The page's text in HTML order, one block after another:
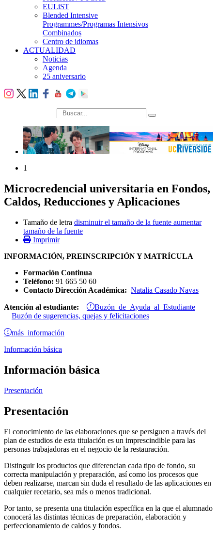
EULiST
Blended Intensive
Programmes/Programas Intensivos
Combinados
Centro de idiomas
ACTUALIDAD
Noticias
Agenda
25 aniversario
búsqueda
1
Microcredencial universitaria en Fondos,
Caldos, Reducciones y Aplicaciones
Tamaño de letra disminuir el tamaño de la fuente aumentar
tamaño de la fuente
Imprimir
INFORMACIÓN, PREINSCRIPCIÓN Y MATRÍCULA
Formación Continua
Teléfono: 91 665 50 60
Contacto Dirección Académica: Natalia Casado Navas
Atención al estudiante: Buzón de Ayuda al Estudiante
Buzón de sugerencias, quejas y felicitaciones
más información
Información básica
Información básica
Presentación
Presentación
El conocimiento de las elaboraciones que se persiguen a través del
plan de estudios de esta titulación es un imprescindible para las
personas trabajadoras en el negocio de la restauración.
Distinguir los productos que diferencian cada tipo de fondo, su
correcta manipulación y preparación, así como los procesos que
deben realizarse, marcan sin duda el resultado de las aplicaciones en
cualquier recetario, sea más o menos tradicional.
Por tanto, se presenta una titulación específica en la que el alumnado
conocerá las distintas técnicas de preparación, elaboración y
perfeccionamiento de caldos y fondos.